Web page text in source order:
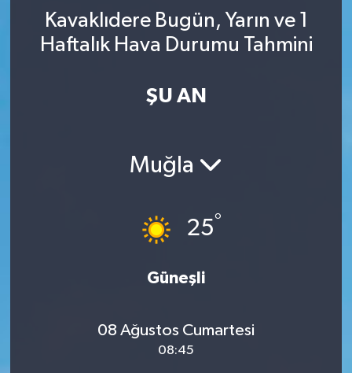
Kavaklıdere Bugün, Yarın ve 1
Haftalık Hava Durumu Tahmini
ŞU AN
Muğla
25°
Güneşli
08 Ağustos Cumartesi
08:45
Kültür ve Sanat
Son Dakika Haberleri